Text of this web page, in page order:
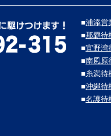
■浦添
■那覇待
■宜野湾
■南風原
■糸満待
■沖縄待
■名護待